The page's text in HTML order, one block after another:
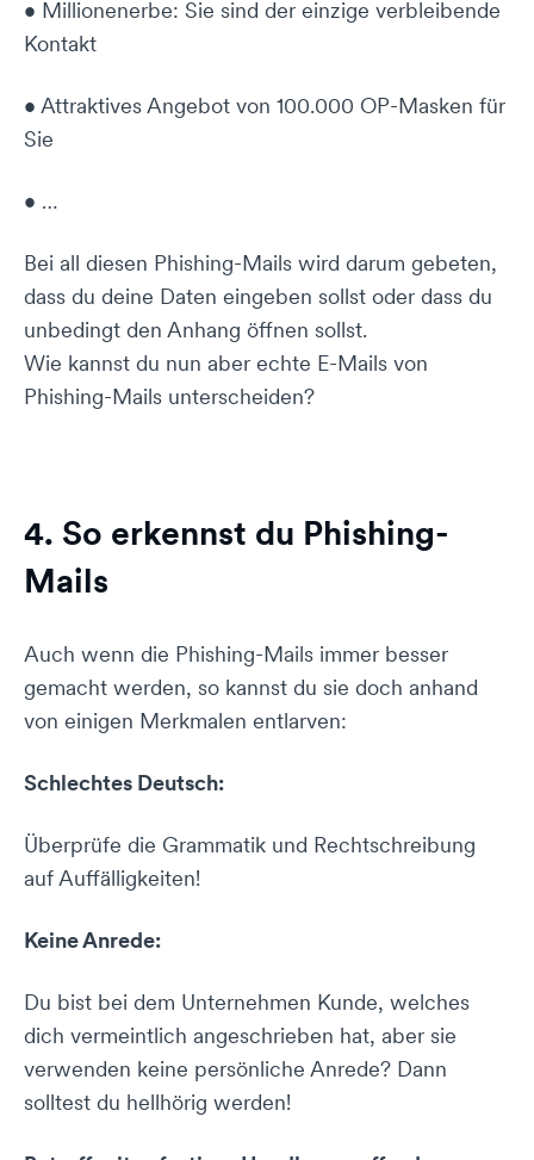
• Millionenerbe: Sie sind der einzige verbleibende
Kontakt
• Attraktives Angebot von 100.000 OP-Masken für
Sie
• …
Bei all diesen Phishing-Mails wird darum gebeten,
dass du deine Daten eingeben sollst oder dass du
unbedingt den Anhang öffnen sollst.
Wie kannst du nun aber echte E-Mails von
Phishing-Mails unterscheiden?
4. So erkennst du Phishing-
Mails
Auch wenn die Phishing-Mails immer besser
gemacht werden, so kannst du sie doch anhand
von einigen Merkmalen entlarven:
Schlechtes Deutsch:
Überprüfe die Grammatik und Rechtschreibung
auf Auffälligkeiten!
Keine Anrede:
Du bist bei dem Unternehmen Kunde, welches
dich vermeintlich angeschrieben hat, aber sie
verwenden keine persönliche Anrede? Dann
solltest du hellhörig werden!